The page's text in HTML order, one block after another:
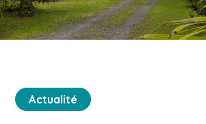
Actualité